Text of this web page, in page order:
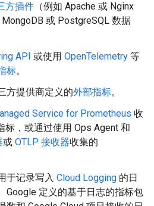
方插件 （例如 Apache 或 Nginx
或 PostgreSQL 数据
API 或使用 OpenTelemetry 等
标。
方提供商定义的外部指标。
Service for Prometheus 收
标，或通过使用 Ops Agent 和
或 OTLP 接收器收集的
于记录写入 Cloud Logging 的日
Google 定义的基于日志的指标包